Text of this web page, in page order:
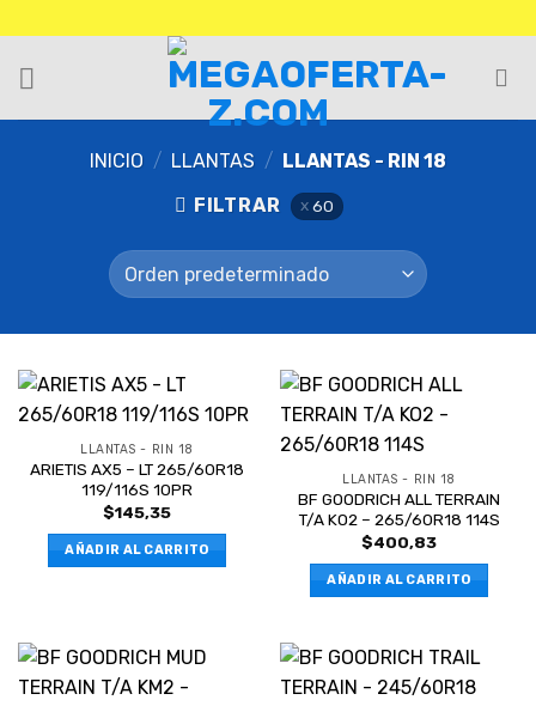
INICIO / LLANTAS / LLANTAS - RIN 18
FILTRAR
60
LLANTAS - RIN 18
ARIETIS AX5 – LT 265/60R18
119/116S 10PR
$145,35
AÑADIR AL CARRITO
LLANTAS - RIN 18
BF GOODRICH ALL TERRAIN
T/A KO2 – 265/60R18 114S
$400,83
AÑADIR AL CARRITO